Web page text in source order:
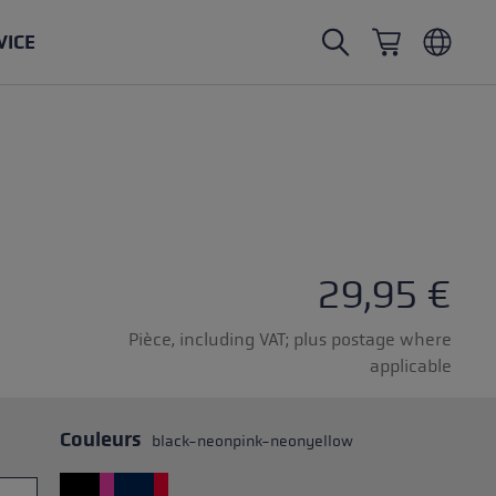
29,95 €
Pièce, including VAT; plus postage where
applicable
Couleurs black-neonpink-neonyellow